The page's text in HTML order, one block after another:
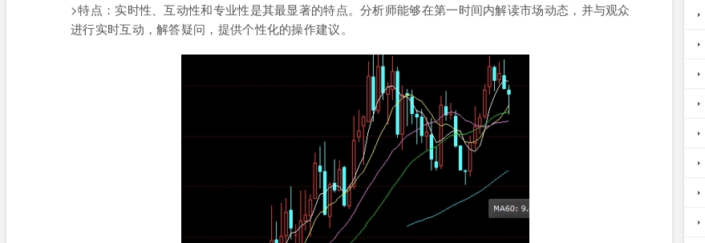
>特点：实时性、互动性和专业性是其最显著的特点。分析师能够在第一时间内解读市场动态，并与观众
进行实时互动，解答疑问，提供个性化的操作建议。